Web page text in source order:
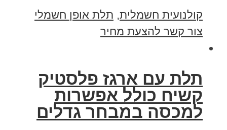
קולנועית חשמלית, תלת אופן חשמלי
צור קשר להצעת מחיר
תלת עם ארגז פלסטיק
קשיח כולל אפשרות
למכסה במבחר גדלים